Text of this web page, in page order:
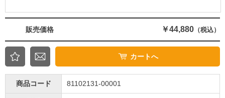
販売価格 ￥44,880 （税込）
カートへ
商品コード 81102131-00001